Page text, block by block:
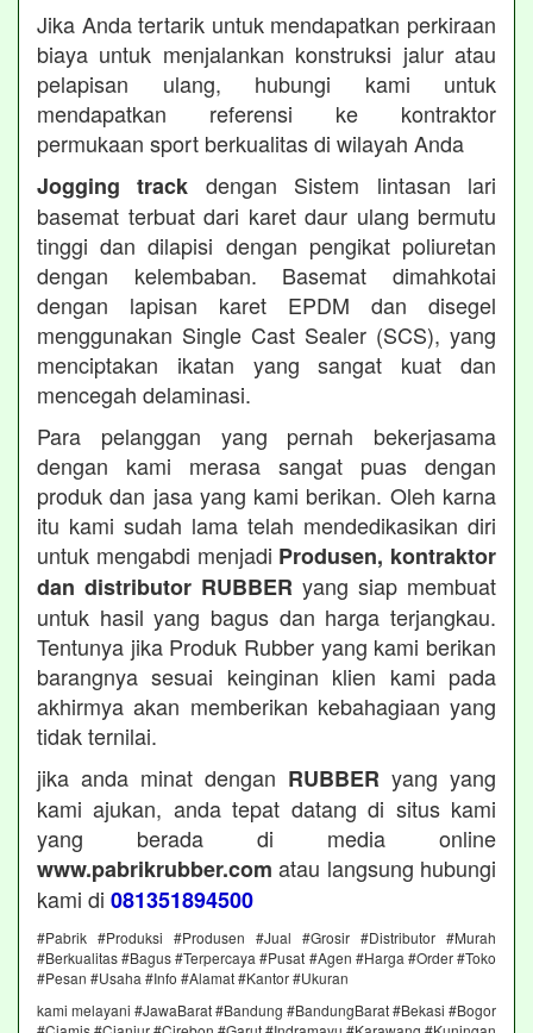
Jika Anda tertarik untuk mendapatkan perkiraan
biaya untuk menjalankan konstruksi jalur atau
pelapisan ulang, hubungi kami untuk
mendapatkan referensi ke kontraktor
permukaan sport berkualitas di wilayah Anda
Jogging track dengan Sistem lintasan lari
basemat terbuat dari karet daur ulang bermutu
tinggi dan dilapisi dengan pengikat poliuretan
dengan kelembaban. Basemat dimahkotai
dengan lapisan karet EPDM dan disegel
menggunakan Single Cast Sealer (SCS), yang
menciptakan ikatan yang sangat kuat dan
mencegah delaminasi.
Para pelanggan yang pernah bekerjasama
dengan kami merasa sangat puas dengan
produk dan jasa yang kami berikan. Oleh karna
itu kami sudah lama telah mendedikasikan diri
untuk mengabdi menjadi Produsen, kontraktor
dan distributor RUBBER yang siap membuat
untuk hasil yang bagus dan harga terjangkau.
Tentunya jika Produk Rubber yang kami berikan
barangnya sesuai keinginan klien kami pada
akhirmya akan memberikan kebahagiaan yang
tidak ternilai.
jika anda minat dengan RUBBER yang yang
kami ajukan, anda tepat datang di situs kami
yang berada di media online
www.pabrikrubber.com atau langsung hubungi
kami di 081351894500
#Pabrik #Produksi #Produsen #Jual #Grosir #Distributor #Murah
#Berkualitas #Bagus #Terpercaya #Pusat #Agen #Harga #Order #Toko
#Pesan #Usaha #Info #Alamat #Kantor #Ukuran
kami melayani #JawaBarat #Bandung #BandungBarat #Bekasi #Bogor